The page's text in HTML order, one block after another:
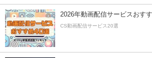
2026年動画配信サービスおす
CS動画配信サービス20選